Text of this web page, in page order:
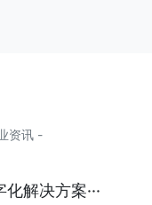
资讯 -
解决方案···